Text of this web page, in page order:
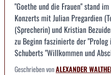
"Goethe und die Frauen" stand
Konzerts mit Julian Pregardien
(Sprecherin) und Kristian
zu Beginn faszinierte der
Schuberts "Willkommen und
Geschrieben vonALEXANDER